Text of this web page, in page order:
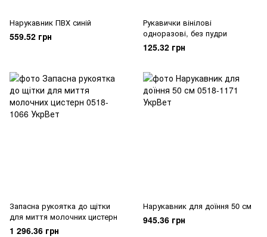
Нарукавник ПВХ синій
559.52 грн
Рукавички вінілові
одноразові, без пудри
125.32 грн
Запасна рукоятка до щітки
для миття молочних цистерн
1 296.36 грн
Нарукавник для доїння 50 см
945.36 грн